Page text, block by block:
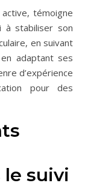
témoigne
à stabiliser son
en suivant
adaptant ses
d’expérience
pour des
le suivi